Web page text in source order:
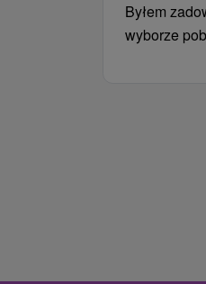
Byłem
wyborze